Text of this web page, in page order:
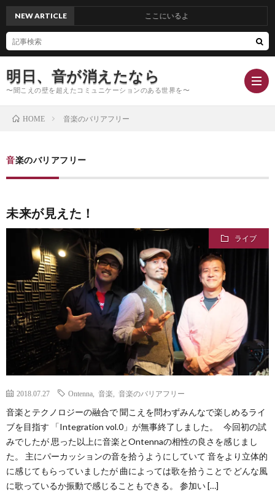
明日、音が消えたなら
〜聞こえの壁を超えたコミュニケーションのある世界を〜
NEW ARTICLE ここにいるよ
HOME 音楽のバリアフリー
音楽のバリアフリー
未来が見えた！
ライブ
2018.07.27 Ontenna 音楽 音楽のバリアフリー
音楽とテクノロジーの融合で 聞こえを問わずみんなで楽しめるライ
ブを目指す 「Integration vol.0」が無事終了しました。 今回初の試
みでしたが 思った以上に音楽とOntennaの相性の良さを感じまし
た。 主にパーカッションの音を拾うようにしていて 音をより立体的
に感じてもらっていましたが 曲によっては歌を拾うことで どんな風
に歌っているか振動で感じることもできる。 参加い […]